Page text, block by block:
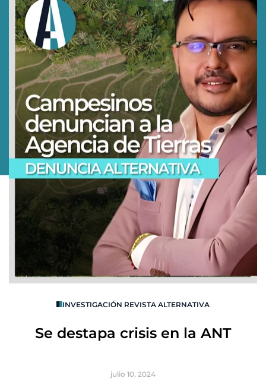
INVESTIGACIÓN REVISTA ALTERNATIVA
Se destapa crisis en la ANT
julio 10, 2024